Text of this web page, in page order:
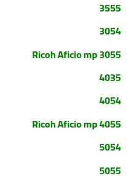
3555
3054
Ricoh Aficio mp3055
4035
4054
Ricoh Aficio mp4055
5054
5055